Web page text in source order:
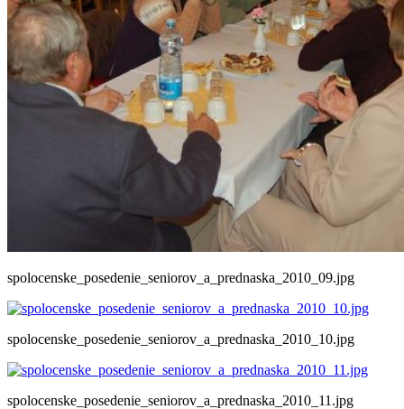
spolocenske_posedenie_seniorov_a_prednaska_2010_09.jpg
spolocenske_posedenie_seniorov_a_prednaska_2010_10.jpg
spolocenske_posedenie_seniorov_a_prednaska_2010_11.jpg